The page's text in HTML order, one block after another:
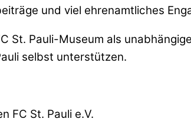
und viel ehrenamtliches
St. Pauli-Museum als
selbst unterstützen.
FC St. Pauli e.V.